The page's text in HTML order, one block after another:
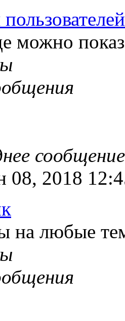
можно
сообщение
08, 2018
на любые